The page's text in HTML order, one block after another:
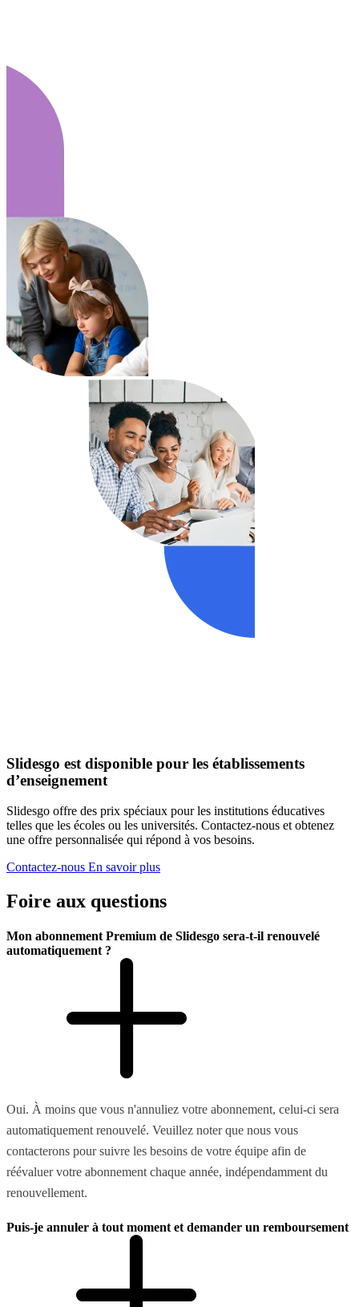
Slidesgo est disponible pour les établissements
d’enseignement
Slidesgo offre des prix spéciaux pour les institutions éducatives
telles que les écoles ou les universités. Contactez-nous et obtenez
une offre personnalisée qui répond à vos besoins.
Contactez-nous En savoir plus
Foire aux questions
Mon abonnement Premium de Slidesgo sera-t-il renouvelé
automatiquement ?
Oui. À moins que vous n'annuliez votre abonnement, celui-ci sera
automatiquement renouvelé. Veuillez noter que nous vous
contacterons pour suivre les besoins de votre équipe afin de
réévaluer votre abonnement chaque année, indépendamment du
renouvellement.
Puis-je annuler à tout moment et demander un remboursement